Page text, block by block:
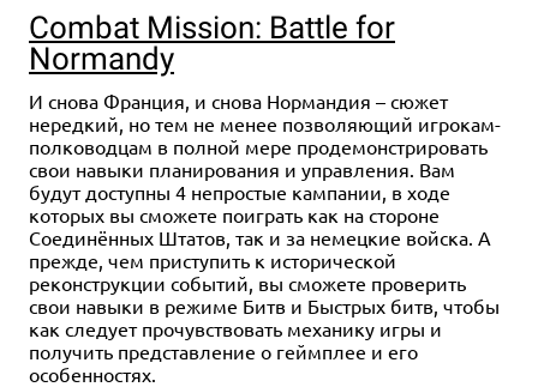
Combat Mission: Battle for
Normandy
И снова Франция, и снова Нормандия – сюжет
нередкий, но тем не менее позволяющий игрокам-
полководцам в полной мере продемонстрировать
свои навыки планирования и управления. Вам
будут доступны 4 непростые кампании, в ходе
которых вы сможете поиграть как на стороне
Соединённых Штатов, так и за немецкие войска. А
прежде, чем приступить к исторической
реконструкции событий, вы сможете проверить
свои навыки в режиме Битв и Быстрых битв, чтобы
как следует прочувствовать механику игры и
получить представление о геймплее и его
особенностях.